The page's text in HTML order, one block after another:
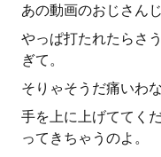
あの動画のおじさん
やっぱ打たれたらさ
ぎて。
そりゃそうだ痛いわな
手を上に上げててく
ってきちゃうのよ。